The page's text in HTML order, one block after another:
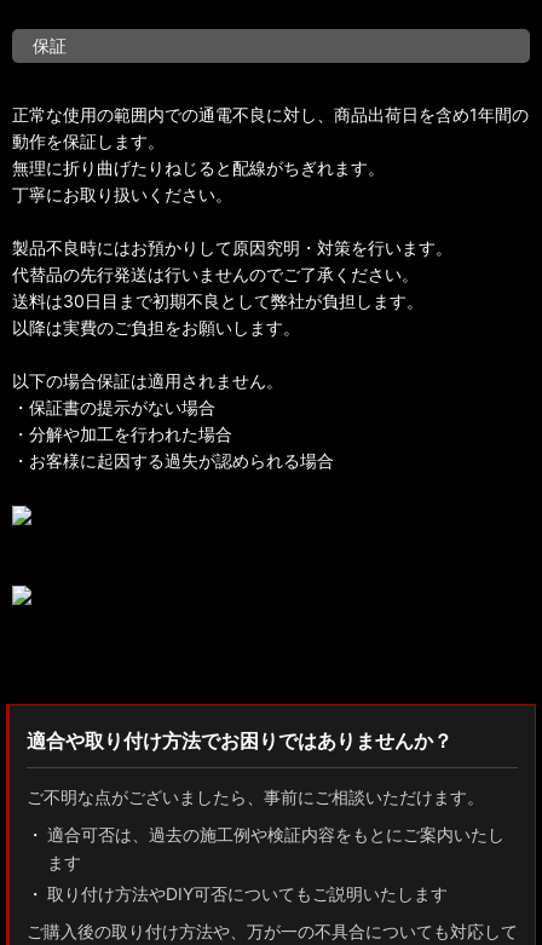
保証
正常な使用の範囲内での通電不良に対し、商品出荷日を含め1年間の
動作を保証します。
無理に折り曲げたりねじると配線がちぎれます。
丁寧にお取り扱いください。
製品不良時にはお預かりして原因究明・対策を行います。
代替品の先行発送は行いませんのでご了承ください。
送料は30日目まで初期不良として弊社が負担します。
以降は実費のご負担をお願いします。
以下の場合保証は適用されません。
・保証書の提示がない場合
・分解や加工を行われた場合
・お客様に起因する過失が認められる場合
適合や取り付け方法でお困りではありませんか？
ご不明な点がございましたら、事前にご相談いただけます。
適合可否は、過去の施工例や検証内容をもとにご案内いたし
ます
取り付け方法やDIY可否についてもご説明いたします
ご購入後の取り付け方法や、万が一の不具合についても対応して